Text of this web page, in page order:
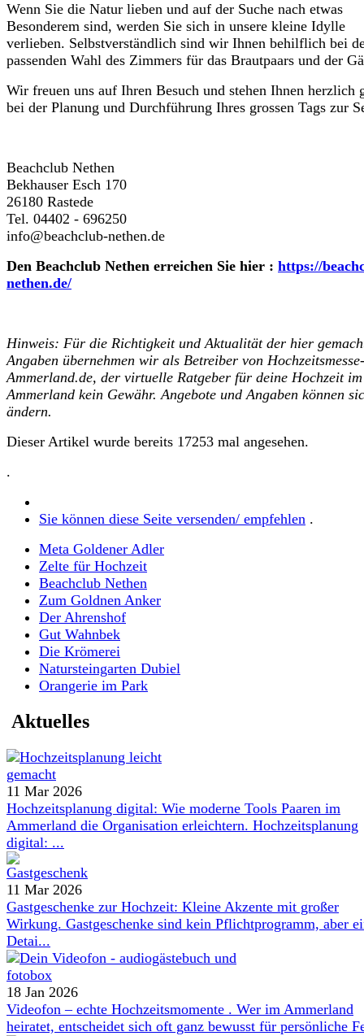
Wenn Sie die Natur lieben und auf der Suche nach etwas
Besonderem sind, werden Sie sich in unsere kleine Idylle
verlieben. Selbstverständlich sind wir Ihnen behilflich bei
passenden Wahl des Zimmers für das Brautpaars und der
Wir freuen uns auf Ihren Besuch und stehen Ihnen herzlich
bei der Planung und Durchführung Ihres grossen Tags zur
Beachclub Nethen
Bekhauser Esch 170
26180 Rastede
Tel. 04402 - 696250
info@beachclub-nethen.de
Den Beachclub Nethen erreichen Sie hier : https://
nethen.de/
Hinweis: Für die Richtigkeit und Aktualität der hier
Angaben übernehmen wir als Betreiber von Hochzeitsmesse-
Ammerland.de, der virtuelle Ratgeber für deine Hochzeit im
Ammerland kein Gewähr. Angebote und Angaben können
ändern.
Dieser Artikel wurde bereits 17253 mal angesehen.
.
Sie können diese Seite versenden/ empfehlen .
Meta Goldener Adler
Zelte für Hochzeit
Beachclub Nethen
Zum Goldnen Anker
Der Ahrenshof
Gut Wahnbek
Die Krömerei
Natursteingarten Dubiel
Orangerie im Park
Aktuelles
11 Mar 2026
Hochzeitsplanung digital: Wie moderne Tools Paaren im
Ammerland die Organisation erleichtern. Hochzeitsplanung
digital: ...
11 Mar 2026
Gastgeschenke zur Hochzeit: Kleine Akzente mit großer
Wirkung. Gastgeschenke sind kein Pflichtprogramm, aber
Detai...
18 Jan 2026
Videofon – echte Hochzeitsmomente . Wer im Ammerland
heiratet, entscheidet sich oft ganz bewusst für persönliche